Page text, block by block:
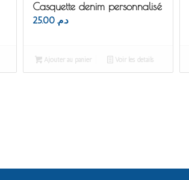
Casquette denim personnalisé
د.م. 25.00
Ajouter au panier Voir les détails